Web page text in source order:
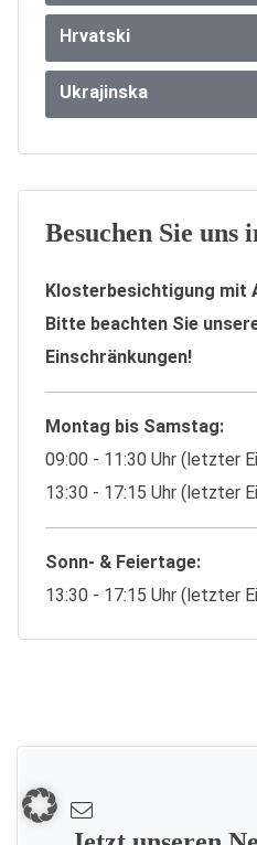
Hrvatski
Ukrajinska
Besuchen Sie
Klosterbesichtigung mit
Bitte beachten Sie
Einschränkungen!
Montag bis Samstag:
09:00 - 11:30 Uhr (letzter
13:30 - 17:15 Uhr (letzter
Sonn- & Feiertage:
13:30 - 17:15 Uhr (letzter